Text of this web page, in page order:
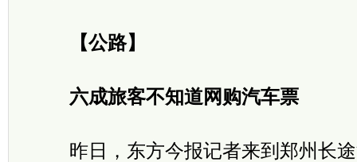
【公路】
六成旅客不知道网购汽车票
昨日，东方今报记者来到郑州长途